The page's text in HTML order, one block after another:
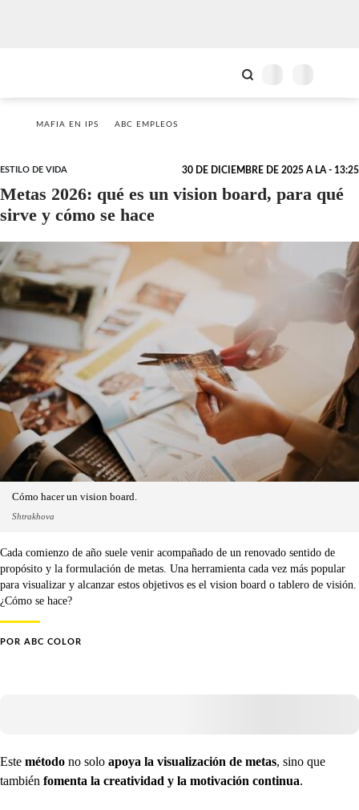
MAFIA EN IPS ABC EMPLEOS
ESTILO DE VIDA 30 DE DICIEMBRE DE 2025 A LA - 13:25
Metas 2026: qué es un vision board, para qué
sirve y cómo se hace
Cómo hacer un vision board.
Shtrakhova
Cada comienzo de año suele venir acompañado de un renovado sentido de
propósito y la formulación de metas. Una herramienta cada vez más popular
para visualizar y alcanzar estos objetivos es el vision board o tablero de visión.
¿Cómo se hace?
POR ABC COLOR
Este método no solo apoya la visualización de metas, sino que
también fomenta la creatividad y la motivación continua.